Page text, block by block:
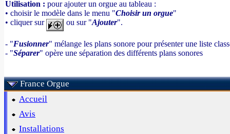
Utilisation : pour ajouter un orgue au tableau :
• choisir le modèle dans le menu "Choisir un orgue"
• cliquer sur
ou sur "Ajouter".
- "Fusionner" mélange les plans sonore pour présenter une liste
- "Séparer" opère une séparation des différents plans sonores
France Orgue
Accueil
Avis
Installations